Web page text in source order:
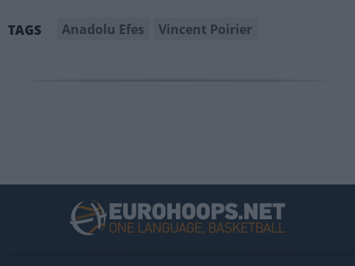
TAGS Anadolu Efes Vincent Poirier